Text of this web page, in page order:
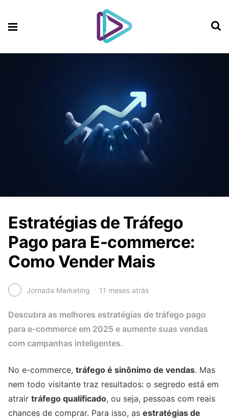
Estratégias de Tráfego
Pago para E-commerce:
Como Vender Mais
Jornada Marketing 11 meses atrás
Descubra as melhores estratégias de tráfego pago
para e-commerce em 2025 e aumente suas vendas
com campanhas inteligentes.
No e-commerce, tráfego é sinônimo de vendas. Mas
nem todo visitante traz resultados: o segredo está em
atrair tráfego qualificado, ou seja, pessoas com reais
chances de comprar. Para isso, as estratégias de